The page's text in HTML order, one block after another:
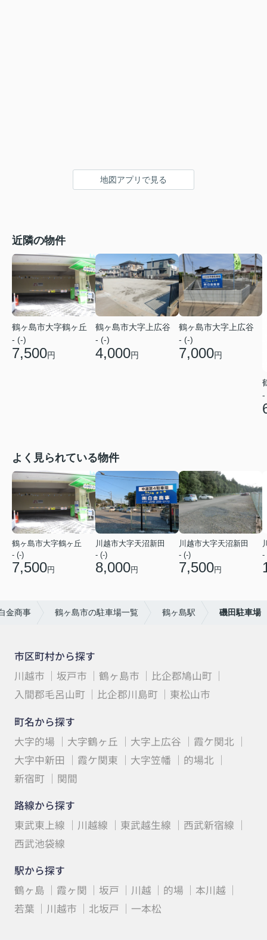
地図アプリで見る
近隣の物件
鶴ヶ島市大字鶴ヶ丘
- (-)
7,500円
鶴ヶ島市大字上広谷
- (-)
4,000円
鶴ヶ島市大字上広谷
- (-)
7,000円
-
よく見られている物件
鶴ヶ島市大字鶴ヶ丘
- (-)
7,500円
川越市大字天沼新田
- (-)
8,000円
川越市大字天沼新田
- (-)
7,500円
-
金商事 鶴ヶ島市の駐車場一覧 鶴ヶ島駅 磯田駐車場
市区町村から探す
川越市
坂戸市 鶴ヶ島市
比企郡鳩山町
入間郡毛呂山町
比企郡川島町
東松山市
町名から探す
大字的場
大字鶴ヶ丘 大字上広谷
霞ケ関北
大字中新田
霞ケ関東 大字笠幡
的場北
新宿町
関間
路線から探す
東武東上線
川越線 東武越生線
西武新宿線
西武池袋線
駅から探す
鶴ヶ島
霞ヶ関 坂戸 川越 的場
本川越
若葉
川越市 北坂戸 一本松